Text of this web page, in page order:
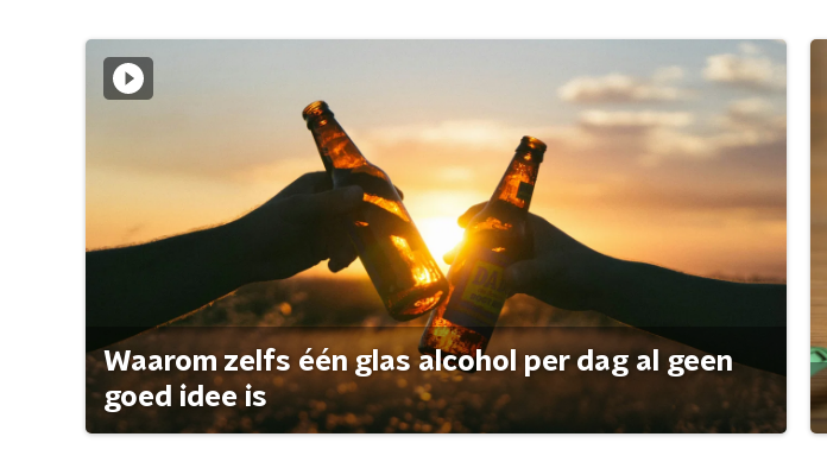
Waarom zelfs één glas alcohol per dag al geen
goed idee is